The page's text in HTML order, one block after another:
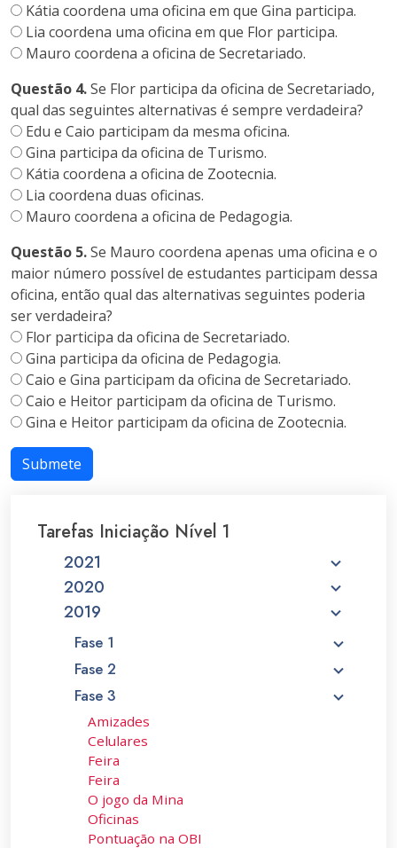
Kátia coordena uma oficina em que Gina participa.
Lia coordena uma oficina em que Flor participa.
Mauro coordena a oficina de Secretariado.
Questão 4.Se Flor participa da oficina de Secretariado,
qual das seguintes alternativas é sempre verdadeira?
Edu e Caio participam da mesma oficina.
Gina participa da oficina de Turismo.
Kátia coordena a oficina de Zootecnia.
Lia coordena duas oficinas.
Mauro coordena a oficina de Pedagogia.
Questão 5.Se Mauro coordena apenas uma oficina e o
maior número possível de estudantes participam dessa
oficina, então qual das alternativas seguintes poderia
ser verdadeira?
Flor participa da oficina de Secretariado.
Gina participa da oficina de Pedagogia.
Caio e Gina participam da oficina de Secretariado.
Caio e Heitor participam da oficina de Turismo.
Gina e Heitor participam da oficina de Zootecnia.
Submete
Tarefas Iniciação Nível 1
2021
2020
2019
Fase 1
Fase 2
Fase 3
Amizades
Celulares
Feira
Feira
O jogo da Mina
Oficinas
Pontuação na OBI